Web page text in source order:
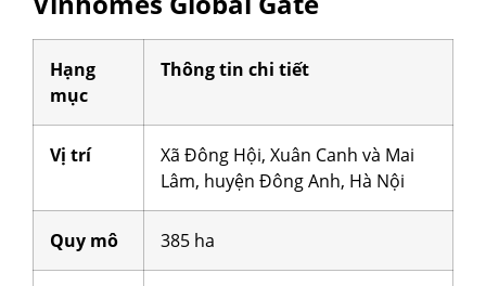
Hạng
mục
Thông tin chi tiết
Vị trí
Xã Đông Hội, Xuân Canh và Mai
Lâm, huyện Đông Anh, Hà Nội
Quy mô 385 ha